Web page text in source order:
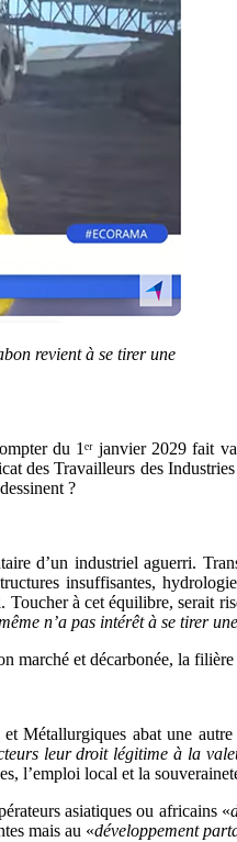
revient à se tirer une
du 1ᵉʳ janvier 2029 fait
des Travailleurs des
?
d’un industriel aguerri.
insuffisantes,
à cet équilibre, serait
n’a pas intérêt à se tirer
marché et décarbonée, la
Métallurgiques abat une
leur droit légitime à la
l’emploi local et la
asiatiques ou africains «
mais au «développement